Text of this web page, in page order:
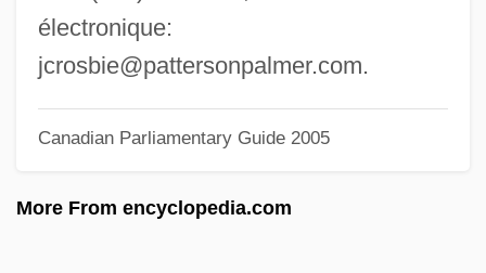
électronique:
jcrosbie@pattersonpalmer.com.
Canadian Parliamentary Guide 2005
More From encyclopedia.com
Crop-Control Policies (Drugs)
Crop Improvement
Crop Circles